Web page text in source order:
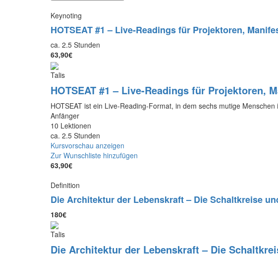
Keynoting
HOTSEAT #1 – Live-Readings für Projektoren,
ca. 2.5 Stunden
63,90€
Talis
HOTSEAT #1 – Live-Readings für Projektoren,
HOTSEAT ist ein Live-Reading-Format, in dem sechs mutige
Anfänger
10 Lektionen
ca. 2.5 Stunden
Kursvorschau anzeigen
Zur Wunschliste hinzufügen
63,90€
Definition
Die Architektur der Lebenskraft – Die Schaltkreise
180€
Talis
Die Architektur der Lebenskraft – Die